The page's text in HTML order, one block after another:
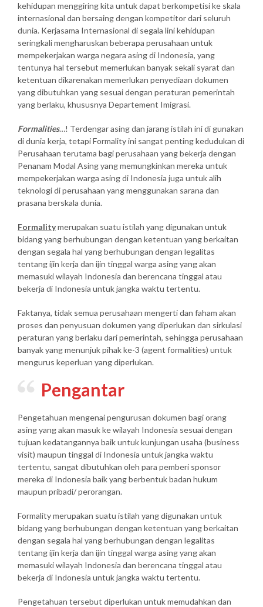
kehidupan menggiring kita untuk dapat berkompetisi ke skala
internasional dan bersaing dengan kompetitor dari seluruh
dunia. Kerjasama Internasional di segala lini kehidupan
seringkali mengharuskan beberapa perusahaan untuk
mempekerjakan warga negara asing di Indonesia, yang
tentunya hal tersebut memerlukan banyak sekali syarat dan
ketentuan dikarenakan memerlukan penyediaan dokumen
yang dibutuhkan yang sesuai dengan peraturan pemerintah
yang berlaku, khususnya Departement Imigrasi.
Formalities…! Terdengar asing dan jarang istilah ini di gunakan
di dunia kerja, tetapi Formality ini sangat penting kedudukan di
Perusahaan terutama bagi perusahaan yang bekerja dengan
Penanam Modal Asing yang memungkinkan mereka untuk
mempekerjakan warga asing di Indonesia juga untuk alih
teknologi di perusahaan yang menggunakan sarana dan
prasana berskala dunia.
Formalitymerupakan suatu istilah yang digunakan untuk
bidang yang berhubungan dengan ketentuan yang berkaitan
dengan segala hal yang berhubungan dengan legalitas
tentang ijin kerja dan ijin tinggal warga asing yang akan
memasuki wilayah Indonesia dan berencana tinggal atau
bekerja di Indonesia untuk jangka waktu tertentu.
Faktanya, tidak semua perusahaan mengerti dan faham akan
proses dan penyusuan dokumen yang diperlukan dan sirkulasi
peraturan yang berlaku dari pemerintah, sehingga perusahaan
banyak yang menunjuk pihak ke-3 (agent formalities) untuk
mengurus keperluan yang diperlukan.
Pengantar
Pengetahuan mengenai pengurusan dokumen bagi orang
asing yang akan masuk ke wilayah Indonesia sesuai dengan
tujuan kedatangannya baik untuk kunjungan usaha (business
visit) maupun tinggal di Indonesia untuk jangka waktu
tertentu, sangat dibutuhkan oleh para pemberi sponsor
mereka di Indonesia baik yang berbentuk badan hukum
maupun pribadi/ perorangan.
Formality merupakan suatu istilah yang digunakan untuk
bidang yang berhubungan dengan ketentuan yang berkaitan
dengan segala hal yang berhubungan dengan legalitas
tentang ijin kerja dan ijin tinggal warga asing yang akan
memasuki wilayah Indonesia dan berencana tinggal atau
bekerja di Indonesia untuk jangka waktu tertentu.
Pengetahuan tersebut diperlukan untuk memudahkan dan